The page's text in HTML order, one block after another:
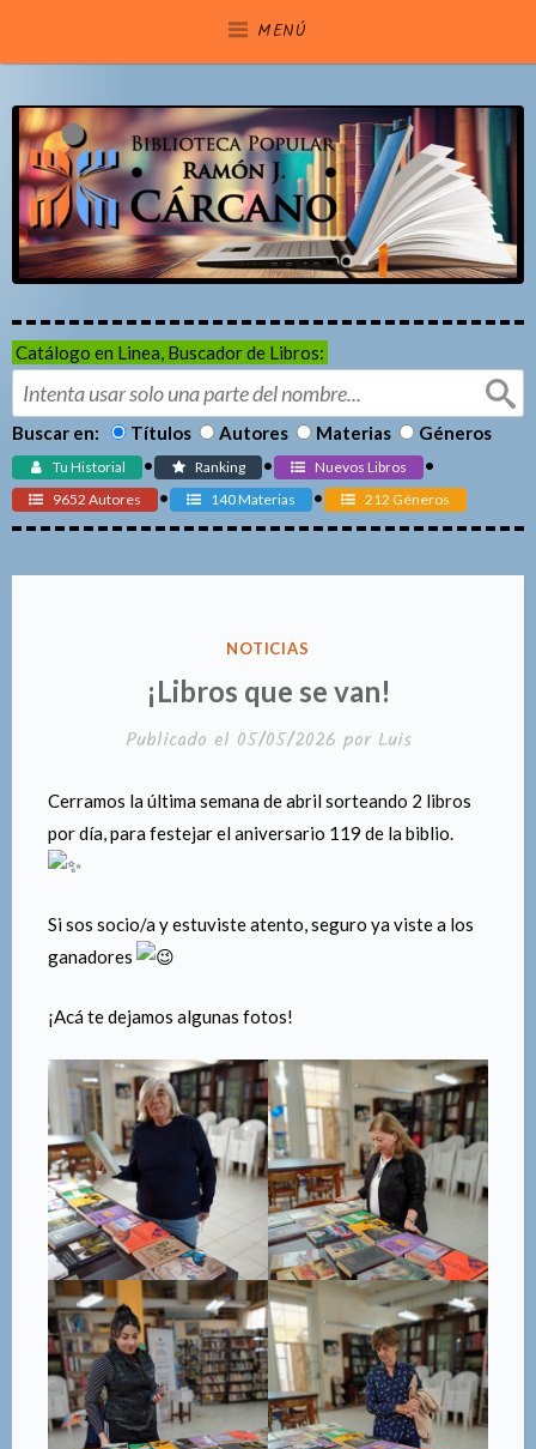
MENÚ
Catálogo en Linea, Buscador de Libros:
Buscar en: Títulos Autores Materias Géneros
Tu Historial • Ranking • Nuevos Libros •
9652 Autores • 140 Materias • 212 Géneros
PUBLICADO
NOTICIAS
¡Libros que se van!
Publicado el 05/05/2026 por Luis
Cerramos la última semana de abril sorteando 2 libros
por día, para festejar el aniversario 119 de la biblio.
Si sos socio/a y estuviste atento, seguro ya viste a los
ganadores
¡Acá te dejamos algunas fotos!